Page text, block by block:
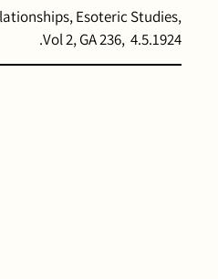
Esoteric Studies,
Vol 2, GA 236, 4.5.1924.